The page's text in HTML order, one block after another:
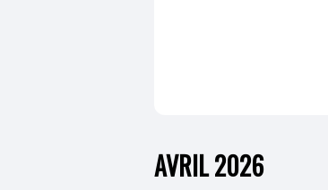
AVRIL 2026